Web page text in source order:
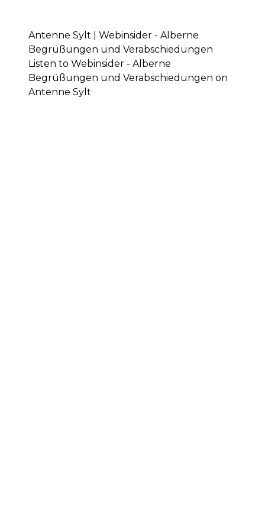
Antenne Sylt | Webinsider - Alberne
Begrüßungen und Verabschiedungen
Listen to Webinsider - Alberne
Begrüßungen und Verabschiedungen on
Antenne Sylt